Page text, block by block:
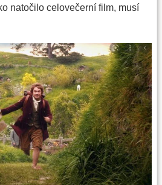
natočilo celovečerní film, musí